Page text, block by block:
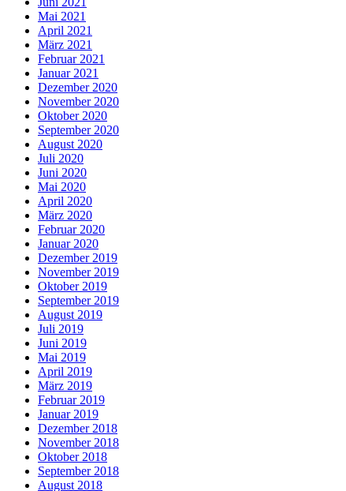
Mai 2021
April 2021
März 2021
Februar 2021
Januar 2021
Dezember 2020
November 2020
Oktober 2020
September 2020
August 2020
Juli 2020
Juni 2020
Mai 2020
April 2020
März 2020
Februar 2020
Januar 2020
Dezember 2019
November 2019
Oktober 2019
September 2019
August 2019
Juli 2019
Juni 2019
Mai 2019
April 2019
März 2019
Februar 2019
Januar 2019
Dezember 2018
November 2018
Oktober 2018
September 2018
August 2018